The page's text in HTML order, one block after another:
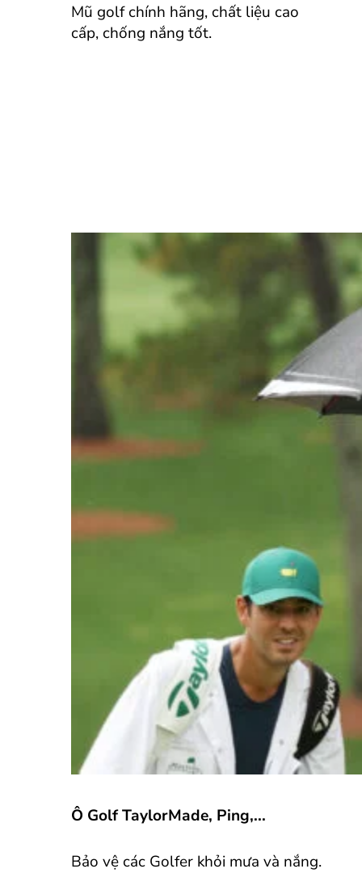
Mũ golf chính hãng, chất liệu cao
cấp, chống nắng tốt.
Ô Golf TaylorMade, Ping,...
Bảo vệ các Golfer khỏi mưa và nắng.